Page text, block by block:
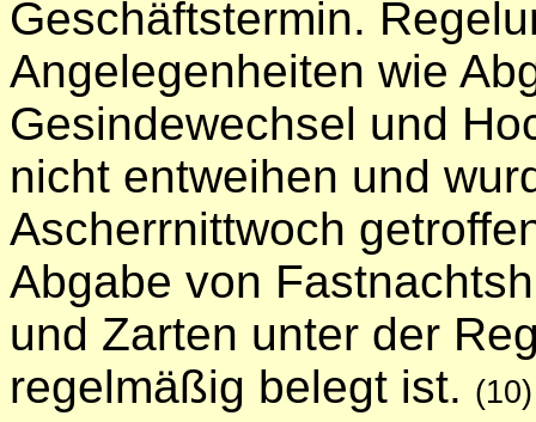
Geschäftstermin.
Angelegenheiten wie
Gesindewechsel und
nicht entweihen und
Ascherrnittwoch
Abgabe von
und Zarten unter der
regelmäßig belegt ist. (10)